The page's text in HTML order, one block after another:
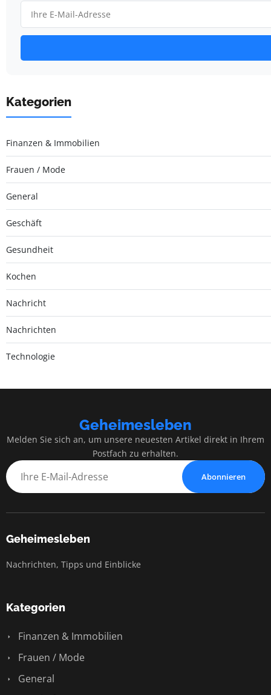
Kategorien
Finanzen & Immobilien
Frauen / Mode
General
Geschäft
Gesundheit
Kochen
Nachricht
Nachrichten
Technologie
Geheimesleben
Melden Sie sich an, um unsere neuesten Artikel direkt in Ihrem
Postfach zu erhalten.
Abonnieren
Geheimesleben
Nachrichten, Tipps und Einblicke
Kategorien
Finanzen & Immobilien
Frauen / Mode
General